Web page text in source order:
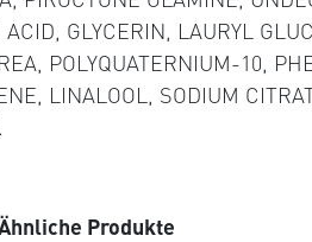
GLYCERIN, LAURYL
POLYQUATERNIUM-10,
LINALOOL, SODIUM
Produkte